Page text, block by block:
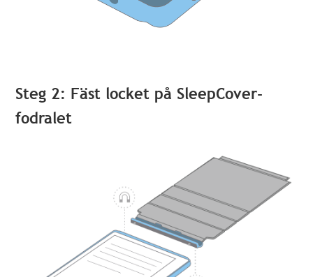
Steg 2: Fäst locket på SleepCover-
fodralet